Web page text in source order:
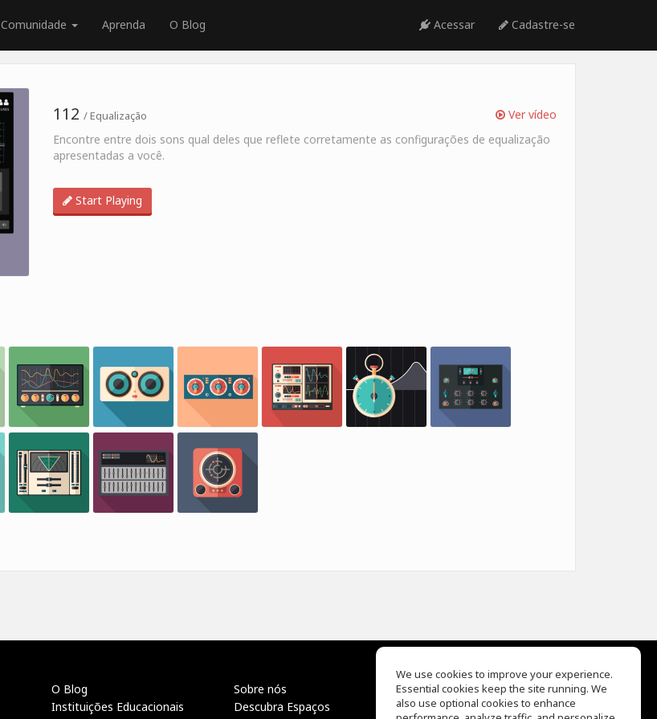
Comunidade Aprenda O Blog Acessar Cadastre-se
Ver vídeo
112 / Equalização
Encontre entre dois sons qual deles que reflete corretamente as configurações de equalização
apresentadas a você.
Start Playing
O Blog
Instituições Educacionais
Sobre nós
Descubra Espaços
EQ Ear Training
Drum Machine
We use cookies to improve your experience.
Essential cookies keep the site running. We
also use optional cookies to enhance